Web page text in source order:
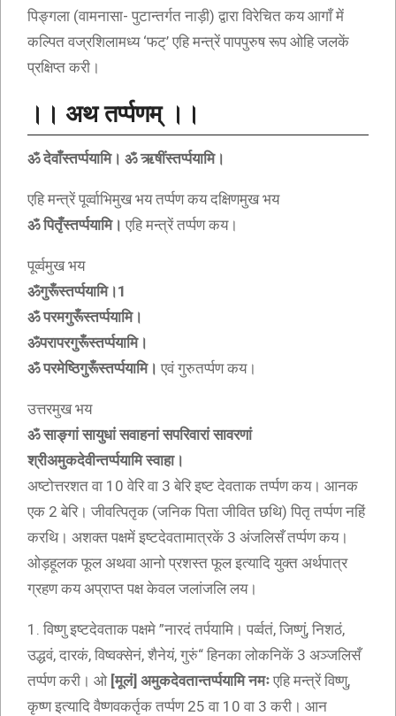
पिङ्गला (वामनासा- पुटान्तर्गत नाड़ी) द्वारा विरेचित कय आगाँ में
कल्पित वज्रशिलामध्य ‘फट्’ एहि मन्त्रें पापपुरुष रूप ओहि जलकें
प्रक्षिप्त करी।
।। अथ तर्प्पणम् ।।
ॐ देवाँस्तर्प्पयामि। ॐ ऋषींस्तर्प्पयामि।
एहि मन्त्रें पूर्व्वाभिमुख भय तर्प्पण कय दक्षिणमुख भय
ॐ पितृँस्तर्प्पयामि। एहि मन्त्रें तर्प्पण कय।
पूर्व्वमुख भय
ॐगुरूँस्तर्प्पयामि।1
ॐ परमगुरूँस्तर्प्पयामि।
ॐपरापरगुरूँस्तर्प्पयामि।
ॐ परमेष्ठिगुरूँस्तर्प्पयामि। एवं गुरुतर्प्पण कय।
उत्तरमुख भय
ॐ साङ्गां सायुधां सवाहनां सपरिवारां सावरणां
श्रीअमुकदेवीन्तर्प्पयामि स्वाहा।
अष्टोत्तरशत वा 10 वेरि वा 3 बेरि इष्ट देवताक तर्प्पण कय। आनक
एक 2 बेरि। जीवत्पितृक (जनिक पिता जीवित छथि) पितृ तर्प्पण नहिं
करथि। अशक्त पक्षमें इष्टदेवतामात्रकें 3 अंजलिसँ तर्प्पण कय।
ओड़हूलक फूल अथवा आनो प्रशस्त फूल इत्यादि युक्त अर्थपात्र
ग्रहण कय अप्राप्त पक्ष केवल जलांजलि लय।
1. विष्णु इष्टदेवताक पक्षमे ”नारदं तर्पयामि। पर्व्वतं, जिष्णुं, निशठं,
उद्धवं, दारकं, विष्वक्सेनं, शैनेयं, गुरुं“ हिनका लोकनिकें 3 अञ्जलिसँ
तर्प्पण करी। ओ [मूलं] अमुकदेवतान्तर्प्पयामि नमः एहि मन्त्रें विष्णु,
कृष्ण इत्यादि वैष्णवकर्तृक तर्प्पण 25 वा 10 वा 3 करी। आन